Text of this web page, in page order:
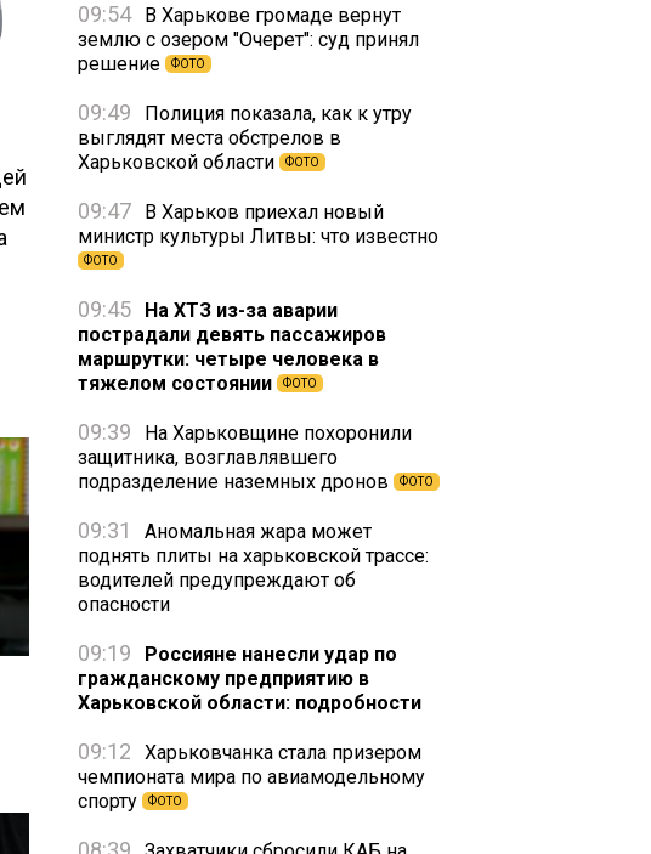
09:54
В Харькове громаде вернут
землю с озером "Очерет": суд принял
решение
ФОТО
09:49
Полиция показала, как к утру
выглядят места обстрелов в
Харьковской области
ФОТО
09:47
В Харьков приехал новый
министр культуры Литвы: что известно
ФОТО
09:45
На ХТЗ из-за аварии
пострадали девять пассажиров
маршрутки: четыре человека в
тяжелом состоянии
ФОТО
09:39
На Харьковщине похоронили
защитника, возглавлявшего
подразделение наземных дронов
ФОТО
09:31
Аномальная жара может
поднять плиты на харьковской трассе:
водителей предупреждают об
опасности
09:19
Россияне нанесли удар по
гражданскому предприятию в
Харьковской области: подробности
09:12
Харьковчанка стала призером
чемпионата мира по авиамодельному
спорту
ФОТО